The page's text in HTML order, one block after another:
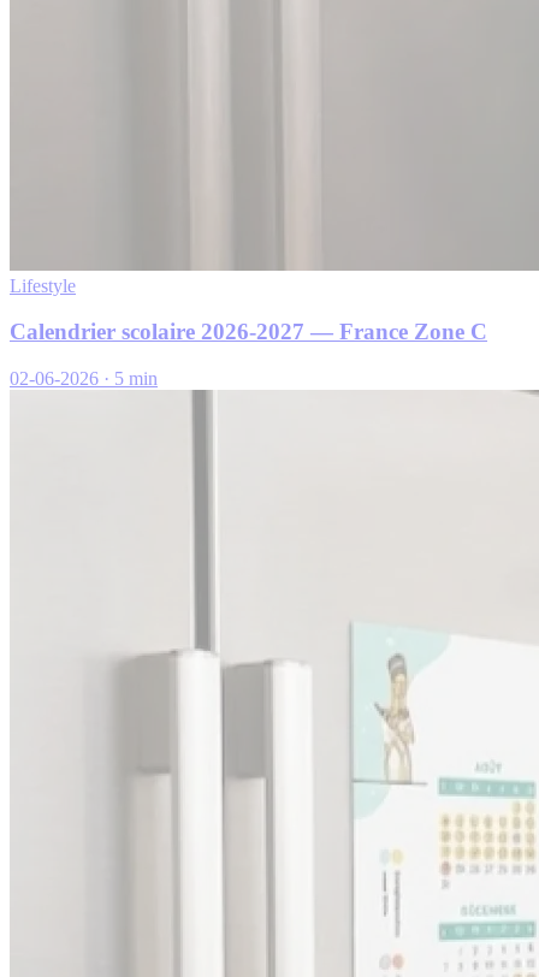
Lifestyle
Calendrier scolaire 2026-2027 — France Zone C
02-06-2026 · 5 min